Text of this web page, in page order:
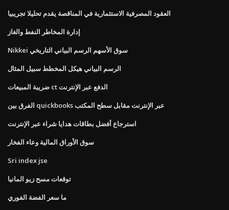
العقود المصرفية الاستثمارية في المناقصة يقدم تحليلا تجريبيا
إدارة المخاطر النفط والغاز
Nikkei سوق الأسهم الرسم البياني التاريخي
الرسم البياني هيكل المخطط سبيل المثال
ضريبة المبيعات ct الدفع عبر الإنترنت
الفرق بين quickbooks عبر الإنترنت مقابل سطح المكتب
استرجاع أفضل بطاقات هدايا شراء عبر الإنترنت
سوق الأوراق المالية وعاء الفخار
Sri index jse
توقعات مسح زيو المانيا
ما سعر الفضة الفوري